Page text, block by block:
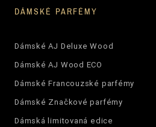
DÁMSKÉ PARFÉMY
Dámské AJ Deluxe Wood
Dámské AJ Wood ECO
Dámské Francouzské parfémy
Dámské Značkové parfémy
Dámská limitovaná edice